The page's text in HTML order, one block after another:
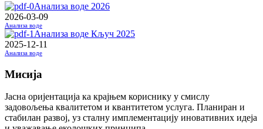
Анализа воде 2026
2026-03-09
Анализа воде
Анализа воде Кључ 2025
2025-12-11
Анализа воде
Мисија
Јасна оријентација ка крајњем кориснику у смислу
задовољења квалитетом и квантитетом услуга. Планиран и
стабилан развој, уз сталну имплементацију иновативних идеја